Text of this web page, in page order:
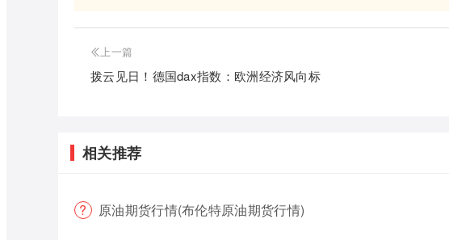
上一篇
拨云见日！德国dax指数：欧洲经济风向标
相关推荐
原油期货行情(布伦特原油期货行情)